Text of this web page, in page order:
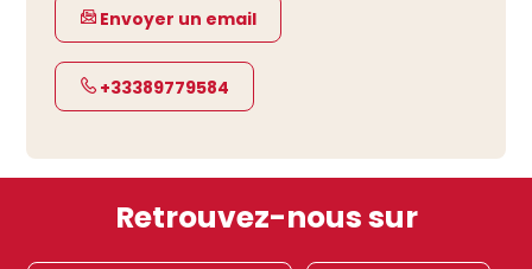
Envoyer un email
+33389779584
Retrouvez-nous sur